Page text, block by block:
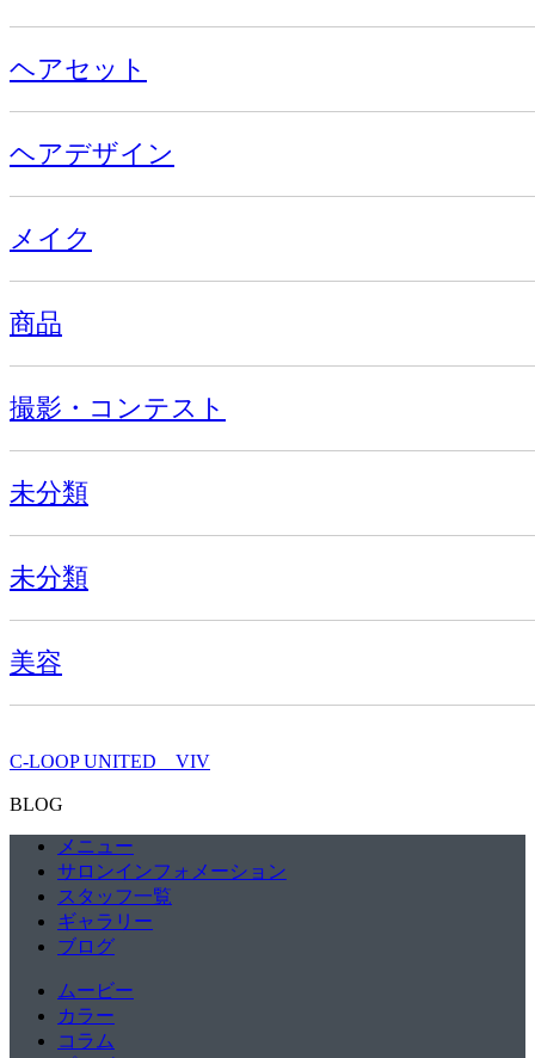
ヘアセット
ヘアデザイン
メイク
商品
撮影・コンテスト
未分類
未分類
美容
C-LOOP UNITED VIV
BLOG
メニュー
サロンインフォメーション
スタッフ一覧
ギャラリー
ブログ
ムービー
カラー
コラム